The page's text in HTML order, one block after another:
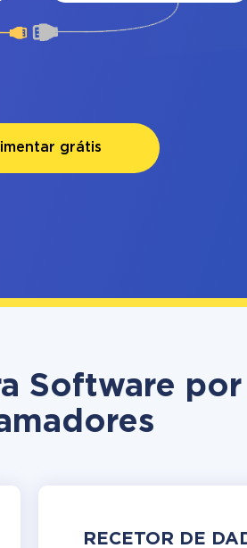
grátis
Software
RECETOR DE